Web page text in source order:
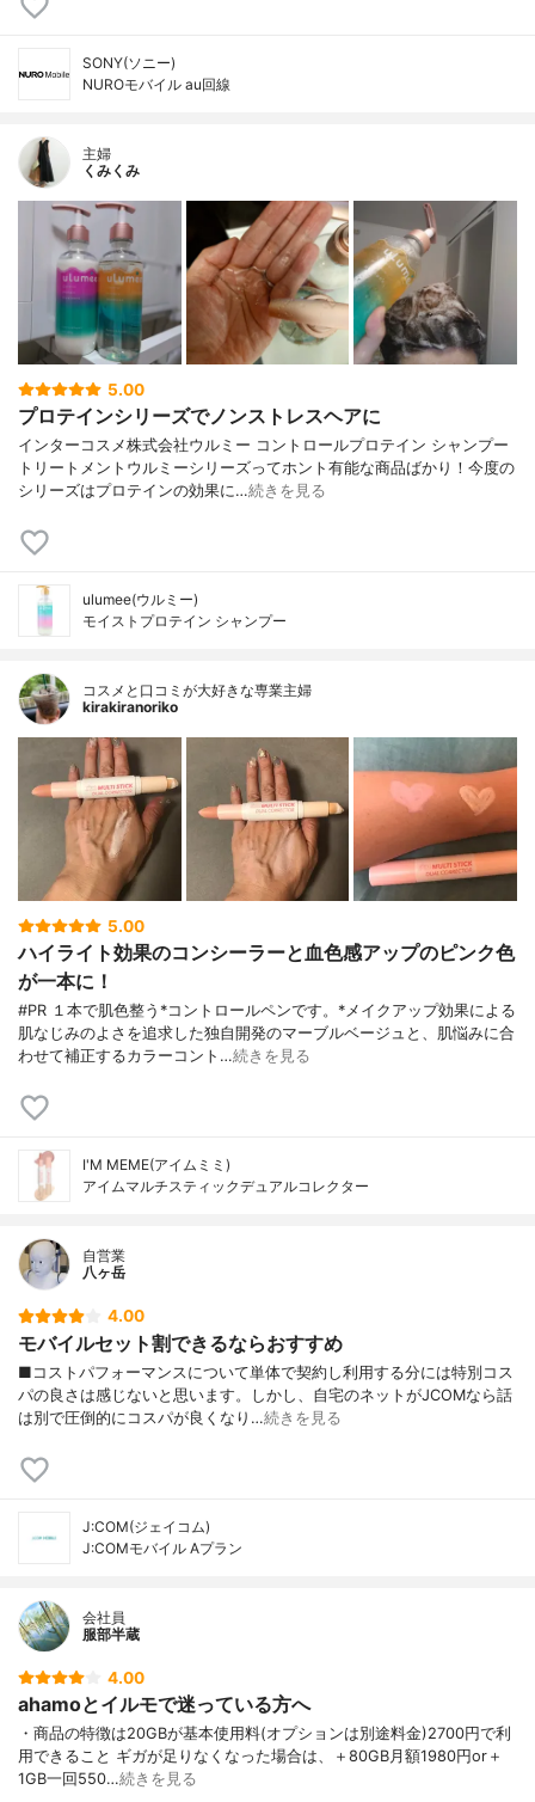
SONY(ソニー)
NUROモバイル au回線
主婦
くみくみ
5.00
プロテインシリーズでノンストレスヘアに
インターコスメ株式会社ウルミー コントロールプロテイン シャンプー
トリートメントウルミーシリーズってホント有能な商品ばかり！今度の
シリーズはプロテインの効果に…続きを見る
ulumee(ウルミー)
モイストプロテイン シャンプー
コスメと口コミが大好きな専業主婦
kirakiranoriko
5.00
ハイライト効果のコンシーラーと血色感アップのピンク色
が一本に！
#PR １本で肌色整う*コントロールペンです。*メイクアップ効果による
肌なじみのよさを追求した独自開発のマーブルベージュと、肌悩みに合
わせて補正するカラーコント…続きを見る
I'M MEME(アイムミミ)
アイムマルチスティックデュアルコレクター
自営業
八ヶ岳
4.00
モバイルセット割できるならおすすめ
■コストパフォーマンスについて単体で契約し利用する分には特別コス
パの良さは感じないと思います。しかし、自宅のネットがJCOMなら話
は別で圧倒的にコスパが良くなり…続きを見る
J:COM(ジェイコム)
J:COMモバイル Aプラン
会社員
服部半蔵
4.00
ahamoとイルモで迷っている方へ
・商品の特徴は20GBが基本使用料(オプションは別途料金)2700円で利
用できること ギガが足りなくなった場合は、＋80GB月額1980円or＋
1GB一回550…続きを見る